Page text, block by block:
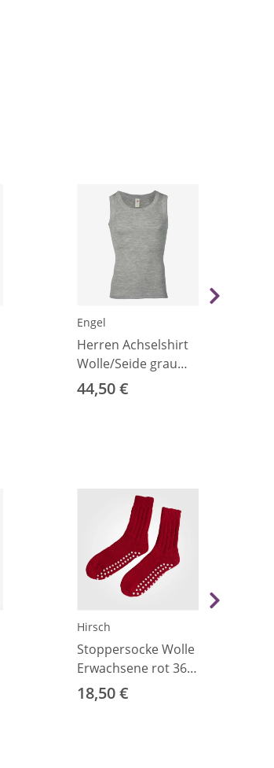
Engel
Herren Achselshirt
Wolle/Seide grau
50/52
44,50 €
Hirsch
Stoppersocke Wolle
Erwachsene rot 36–
37
18,50 €